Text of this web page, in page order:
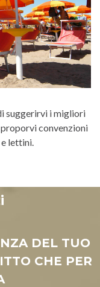
suggerirvi i migliori
convenzioni
lettini.
DEL TUO
CHE PER